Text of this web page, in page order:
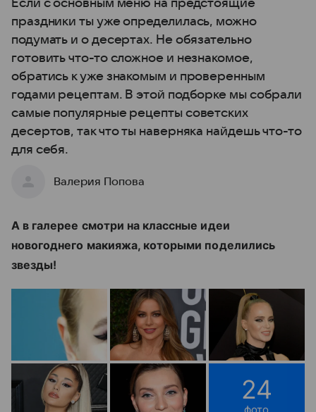
Если с основным меню на предстоящие
праздники ты уже определилась, можно
подумать и о десертах. Не обязательно
готовить что-то сложное и незнакомое,
обратись к уже знакомым и проверенным
годами рецептам. В этой подборке мы собрали
самые популярные рецепты советских
десертов, так что ты наверняка найдешь что-то
для себя.
Валерия Попова
А в галерее смотри на классные идеи
новогоднего макияжа, которыми поделились
звезды!
24